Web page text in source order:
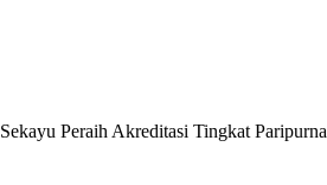
Peraih Akreditasi Tingkat Paripurna